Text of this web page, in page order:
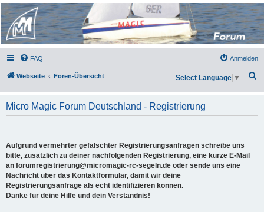
Micro Magic Forum
Deutschland
FAQ Anmelden
Webseite Foren-Übersicht
h
Select Language ▼
Micro Magic Forum Deutschland - Registrierung
Aufgrund vermehrter gefälschter Registrierungsanfragen schreibe uns
bitte, zusätzlich zu deiner nachfolgenden Registrierung, eine kurze E-Mail
an forumregistrierung@micromagic-rc-segeln.de oder sende uns eine
Nachricht über das Kontaktformular, damit wir deine
Registrierungsanfrage als echt identifizieren können.
Danke für deine Hilfe und dein Verständnis!